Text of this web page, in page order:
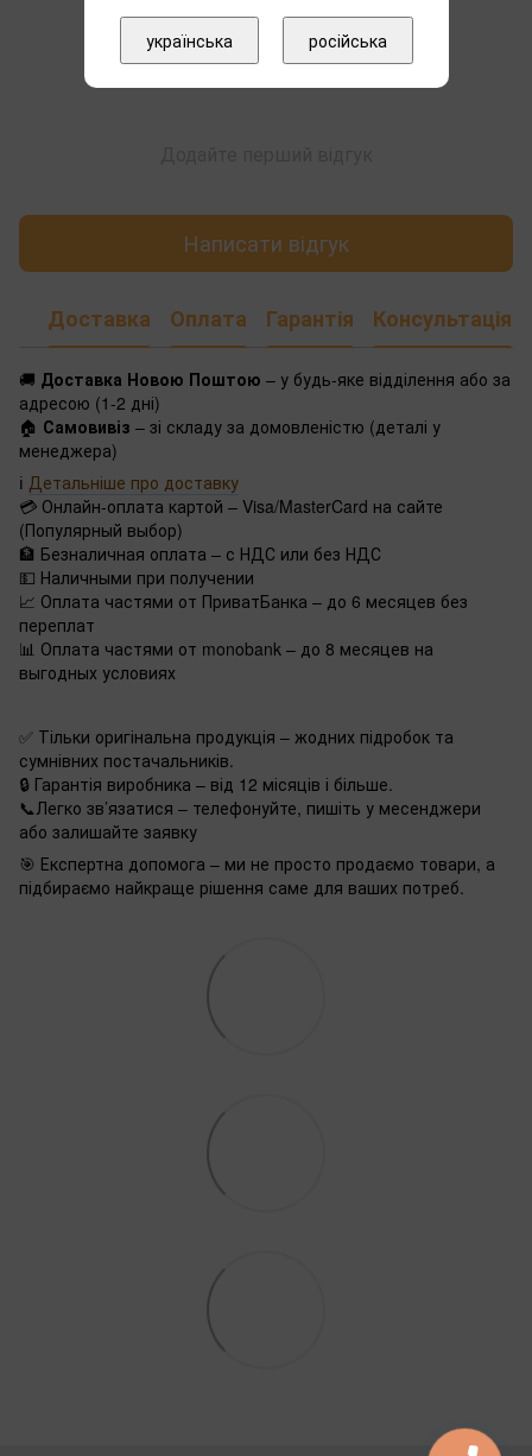
Написати відгук
Доставка Оплата Гарантія Консультація
🚚 Доставка Новою Поштою – у будь-яке відділення або за
адресою (1-2 дні)
🏠 Самовивіз – зі складу за домовленістю (деталі у
менеджера)
ℹ️ Детальніше про доставку
💳 Онлайн-оплата картой – Visa/MasterCard на сайте
(Популярный выбор)
🏦 Безналичная оплата – с НДС или без НДС
💵 Наличными при получении
📈 Оплата частями от ПриватБанка – до 6 месяцев без
переплат
📊 Оплата частями от monobank – до 8 месяцев на
выгодных условиях
✅ Тільки оригінальна продукція – жодних підробок та
сумнівних постачальників.
🔒 Гарантія виробника – від 12 місяців і більше.
📞Легко зв’язатися – телефонуйте, пишіть у месенджери
або залишайте заявку
🎯 Експертна допомога – ми не просто продаємо товари, а
підбираємо найкраще рішення саме для ваших потреб.
українська російська